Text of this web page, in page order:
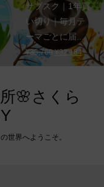
サブスク｜1年買
い切り｜毎月テ
ーマごとに届...
¥35,760元
格
は
し
¥32,184現
在
🌸さくら
世界へようこそ。